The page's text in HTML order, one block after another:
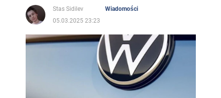
Stas Sidilev
Wiadomości
05.03.2025 23:23